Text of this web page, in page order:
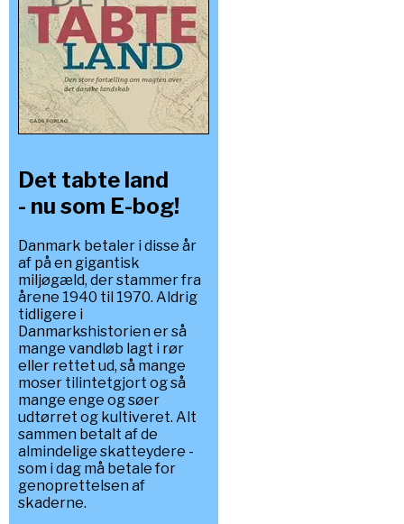
Det tabte land
- nu som E-bog!
Danmark betaler i disse år
af på en gigantisk
miljøgæld, der stammer fra
årene 1940 til 1970. Aldrig
tidligere i
Danmarkshistorien er så
mange vandløb lagt i rør
eller rettet ud, så mange
moser tilintetgjort og så
mange enge og søer
udtørret og kultiveret. Alt
sammen betalt af de
almindelige skatteydere -
som i dag må betale for
genoprettelsen af
skaderne.